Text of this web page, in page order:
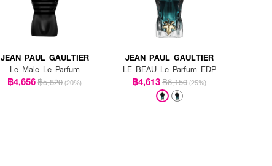
JEAN PAUL GAULTIER
Le Male Le Parfum
฿4,656฿5,820 (20%)
JEAN PAUL GAULTIER
LE BEAU Le Parfum EDP
฿4,613฿6,150 (25%)